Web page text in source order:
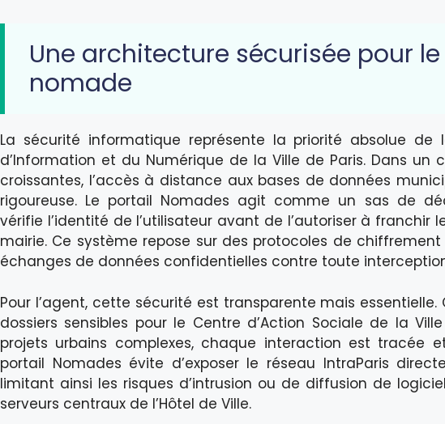
Une architecture sécurisée pour
nomade
La sécurité informatique représente la priorité absolue de
d’Information et du Numérique de la Ville de Paris. Dans un
croissantes, l’accès à distance aux bases de données
rigoureuse. Le portail Nomades agit comme un sas de
vérifie l’identité de l’utilisateur avant de l’autoriser à franchir
mairie. Ce système repose sur des protocoles de
échanges de données confidentielles contre toute
Pour l’agent, cette sécurité est transparente mais essentielle.
dossiers sensibles pour le Centre d’Action Sociale de la
projets urbains complexes, chaque interaction est tracée
portail Nomades évite d’exposer le réseau IntraParis
limitant ainsi les risques d’intrusion ou de diffusion de
serveurs centraux de l’Hôtel de Ville.